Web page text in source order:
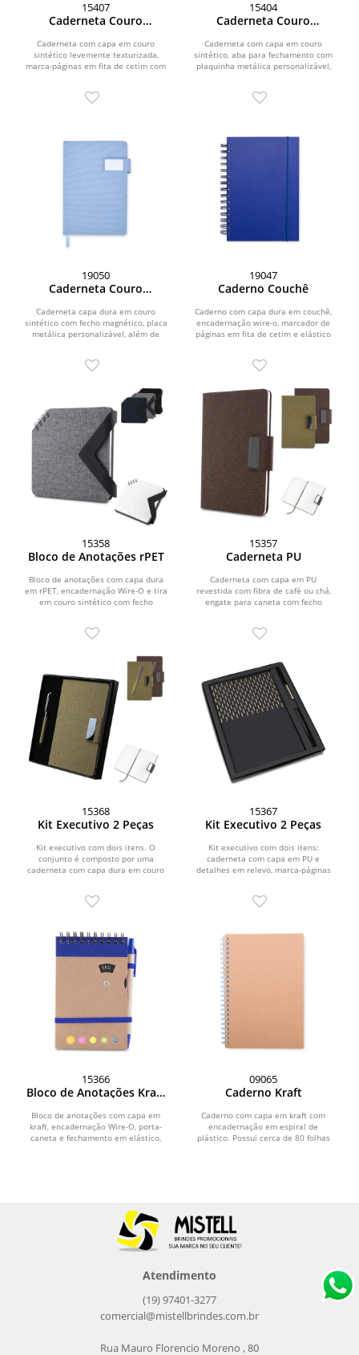
15407
Caderneta Couro
Caderneta com capa em couro
sintético levemente texturizada,
marca-páginas em fita de cetim com
15404
Caderneta Couro
Caderneta com capa em couro
sintético, aba para fechamento com
plaquinha metálica personalizável,
19050
Caderneta Couro
Caderneta capa dura em couro
sintético com fecho magnético, placa
metálica personalizável, além de
19047
Caderno Couchê
Caderno com capa dura em couchê,
encadernação wire-o, marcador de
páginas em fita de cetim e elástico
15358
Bloco de Anotações rPET
Bloco de anotações com capa dura
em rPET, encadernação Wire-O e tira
em couro sintético com fecho
15357
Caderneta PU
Caderneta com capa em PU
revestida com fibra de café ou chá,
engate para caneta com fecho
15368
Kit Executivo 2 Peças
Kit executivo com dois itens. O
conjunto é composto por uma
caderneta com capa dura em couro
15367
Kit Executivo 2 Peças
Kit executivo com dois itens:
caderneta com capa em PU e
detalhes em relevo, marca-páginas
15366
Bloco de Anotações Kraft
Bloco de anotações com capa em
kraft, encadernação Wire-O, porta-
caneta e fechamento em elástico,
09065
Caderno Kraft
Caderno com capa em kraft com
encadernação em espiral de
plástico. Possui cerca de 80 folhas
Atendimento
(19) 97401-3277
comercial@mistellbrindes.com.br
Rua Mauro Florencio Moreno , 80